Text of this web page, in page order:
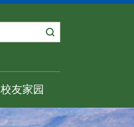
校友家园